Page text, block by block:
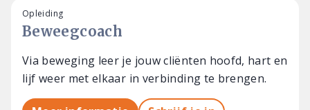
Beweegcoach
Opleiding
Via beweging leer je jouw cliënten hoofd, hart en
lijf weer met elkaar in verbinding te brengen.